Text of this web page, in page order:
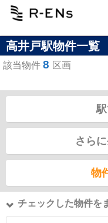
高井戸駅物件一覧
該当物件 8 区画
さら
物
チェックした物件を